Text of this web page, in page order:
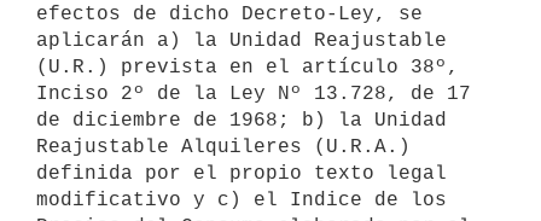
efectos de dicho Decreto-Ley, se
aplicarán a) la Unidad Reajustable
(U.R.) prevista en el artículo 38º,
Inciso 2º de la Ley Nº 13.728, de 17
de diciembre de 1968; b) la Unidad
Reajustable Alquileres (U.R.A.)
definida por el propio texto legal
modificativo y c) el Indice de los